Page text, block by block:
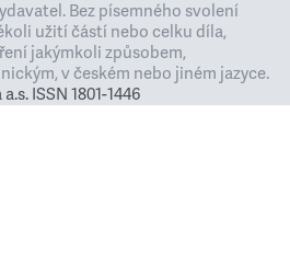
Bez písemného svolení
užití částí nebo celku díla,
jakýmkoli způsobem,
v českém nebo jiném jazyce.
ISSN 1801-1446